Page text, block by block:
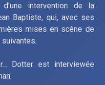
intervention de la
Baptiste, qui, avec ses
mises en scène de
Dotter est interviewée